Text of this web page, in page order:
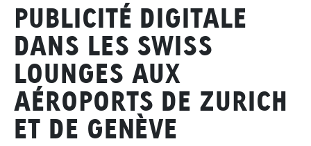
PUBLICITÉ DIGITALE
DANS LES SWISS
LOUNGES AUX
AÉROPORTS DE ZURICH
ET DE GENÈVE